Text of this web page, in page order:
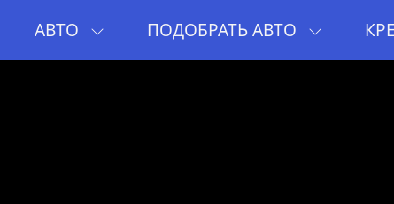
АВТО ПОДОБРАТЬ АВТО